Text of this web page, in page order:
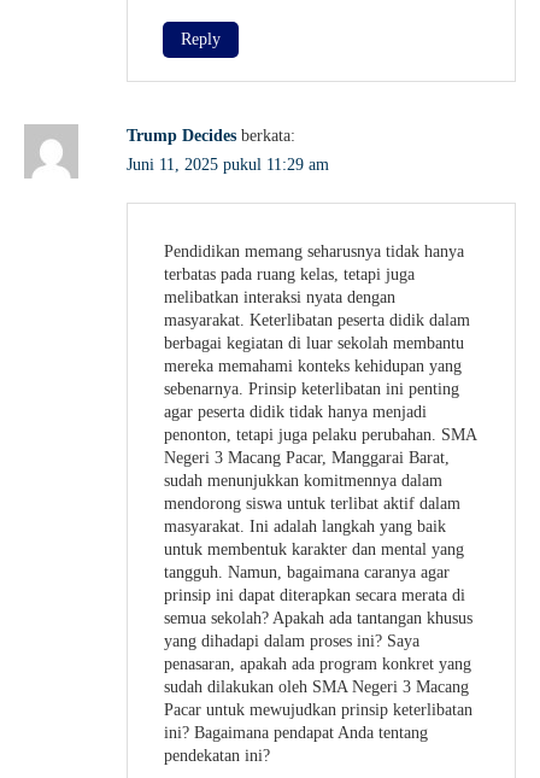
Reply
Trump Decides berkata:
Juni 11, 2025 pukul 11:29 am
Pendidikan memang seharusnya tidak hanya
terbatas pada ruang kelas, tetapi juga
melibatkan interaksi nyata dengan
masyarakat. Keterlibatan peserta didik dalam
berbagai kegiatan di luar sekolah membantu
mereka memahami konteks kehidupan yang
sebenarnya. Prinsip keterlibatan ini penting
agar peserta didik tidak hanya menjadi
penonton, tetapi juga pelaku perubahan. SMA
Negeri 3 Macang Pacar, Manggarai Barat,
sudah menunjukkan komitmennya dalam
mendorong siswa untuk terlibat aktif dalam
masyarakat. Ini adalah langkah yang baik
untuk membentuk karakter dan mental yang
tangguh. Namun, bagaimana caranya agar
prinsip ini dapat diterapkan secara merata di
semua sekolah? Apakah ada tantangan khusus
yang dihadapi dalam proses ini? Saya
penasaran, apakah ada program konkret yang
sudah dilakukan oleh SMA Negeri 3 Macang
Pacar untuk mewujudkan prinsip keterlibatan
ini? Bagaimana pendapat Anda tentang
pendekatan ini?